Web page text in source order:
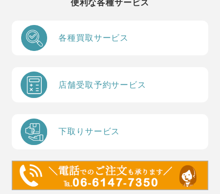
便利な各種サービス
各種買取サービス
店舗受取予約サービス
下取りサービス